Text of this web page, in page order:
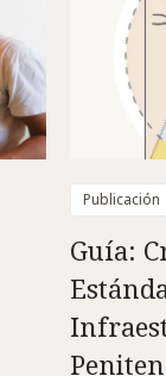
Publicación
Guía: